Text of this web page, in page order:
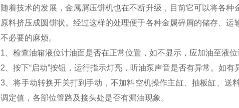
随着技术的发展， 金属屑压饼机也在不断升级，目前它可以将各
原料挤压成圆饼状。经过这样的处理便于各种金属碎屑的储存、
不必要的麻烦。
1、检查油箱液位计油面是否在正常位置，如不显示，应加油至液
2、按下“启动”按钮，运行指示灯亮，听油泵声音是否有异常。如有
3、将手动转换开关打到手动，不加料空机操作主缸、抽板缸、
调定值，各部位管路及接头处是否有漏油现象。